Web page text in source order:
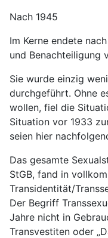
Nach 1945
Im Kerne endete
und Benachteiligung
Sie wurde einzig
durchgeführt. Ohne
wollen, fiel die
Situation vor 1933
seien hier
Das gesamte
StGB, fand in
Transidentität/
Der Begriff
Jahre nicht in
Transvestiten oder